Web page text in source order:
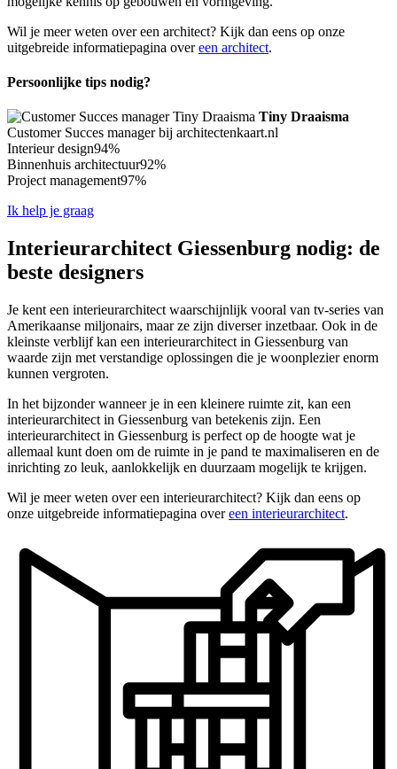
Wil je meer weten over een architect? Kijk dan eens op onze
uitgebreide informatiepagina overeen architect.
Persoonlijke tips nodig?
Tiny Draaisma
Customer Succes manager bij architectenkaart.nl
Interieur design94%
Binnenhuis architectuur92%
Project management97%
Ik help je graag
Interieurarchitect Giessenburg nodig: de
beste designers
Je kent een interieurarchitect waarschijnlijk vooral van tv-series van
Amerikaanse miljonairs, maar ze zijn diverser inzetbaar. Ook in de
kleinste verblijf kan een interieurarchitect in Giessenburg van
waarde zijn met verstandige oplossingen die je woonplezier enorm
kunnen vergroten.
In het bijzonder wanneer je in een kleinere ruimte zit, kan een
interieurarchitect in Giessenburg van betekenis zijn. Een
interieurarchitect in Giessenburg is perfect op de hoogte wat je
allemaal kunt doen om de ruimte in je pand te maximaliseren en de
inrichting zo leuk, aanlokkelijk en duurzaam mogelijk te krijgen.
Wil je meer weten over een interieurarchitect? Kijk dan eens op
onze uitgebreide informatiepagina overeen interieurarchitect.